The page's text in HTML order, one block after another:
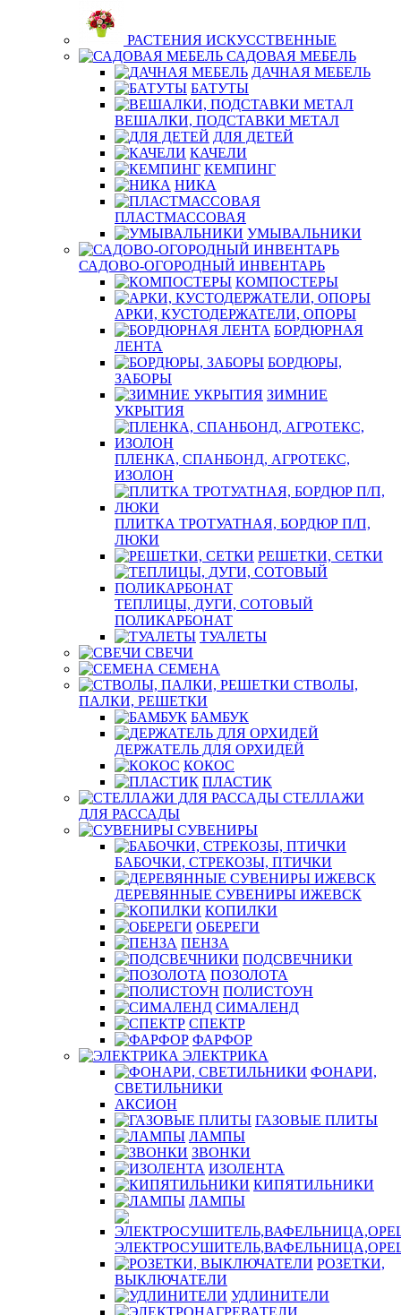
РАСТЕНИЯ ИСКУССТВЕННЫЕ
САДОВАЯ МЕБЕЛЬ
ДАЧНАЯ МЕБЕЛЬ
БАТУТЫ
ВЕШАЛКИ, ПОДСТАВКИ МЕТАЛ
ДЛЯ ДЕТЕЙ
КАЧЕЛИ
КЕМПИНГ
НИКА
ПЛАСТМАССОВАЯ
УМЫВАЛЬНИКИ
САДОВО-ОГОРОДНЫЙ ИНВЕНТАРЬ
КОМПОСТЕРЫ
АРКИ, КУСТОДЕРЖАТЕЛИ, ОПОРЫ
БОРДЮРНАЯ
ЛЕНТА
БОРДЮРЫ,
ЗАБОРЫ
ЗИМНИЕ
УКРЫТИЯ
ПЛЕНКА, СПАНБОНД, АГРОТЕКС,
ИЗОЛОН
ПЛИТКА ТРОТУАТНАЯ, БОРДЮР П/П,
ЛЮКИ
РЕШЕТКИ, СЕТКИ
ТЕПЛИЦЫ, ДУГИ, СОТОВЫЙ
ПОЛИКАРБОНАТ
ТУАЛЕТЫ
СВЕЧИ
СЕМЕНА
СТВОЛЫ,
ПАЛКИ, РЕШЕТКИ
БАМБУК
ДЕРЖАТЕЛЬ ДЛЯ ОРХИДЕЙ
КОКОС
ПЛАСТИК
СТЕЛЛАЖИ
ДЛЯ РАССАДЫ
СУВЕНИРЫ
БАБОЧКИ, СТРЕКОЗЫ, ПТИЧКИ
ДЕРЕВЯННЫЕ СУВЕНИРЫ ИЖЕВСК
КОПИЛКИ
ОБЕРЕГИ
ПЕНЗА
ПОДСВЕЧНИКИ
ПОЗОЛОТА
ПОЛИСТОУН
СИМАЛЕНД
СПЕКТР
ФАРФОР
ЭЛЕКТРИКА
ФОНАРИ,
СВЕТИЛЬНИКИ
АКСИОН
ГАЗОВЫЕ ПЛИТЫ
ЛАМПЫ
ЗВОНКИ
ИЗОЛЕНТА
КИПЯТИЛЬНИКИ
ЛАМПЫ
РОЗЕТКИ,
ВЫКЛЮЧАТЕЛИ
УДЛИНИТЕЛИ